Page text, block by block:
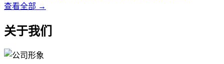
查看全部 →
关于我们